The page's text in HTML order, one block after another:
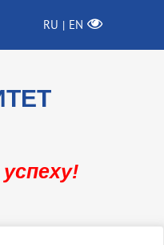
RU | EN